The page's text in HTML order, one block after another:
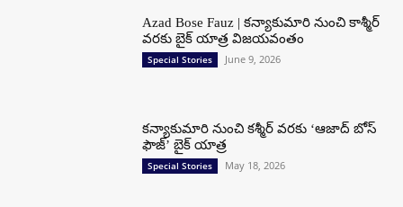
Azad Bose Fauz | కన్యాకుమారి నుంచి కాశ్మీర్
వరకు బైక్ యాత్ర విజయవంతం
Special Stories June 9, 2026
కన్యాకుమారి నుంచి కశ్మీర్ వరకు ‘ఆజాద్ బోస్
ఫౌజ్’ బైక్ యాత్ర
Special Stories May 18, 2026